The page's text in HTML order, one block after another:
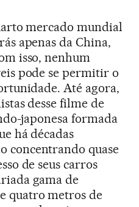
mercado mundial
apenas da China,
isso, nenhum
pode se permitir o
Até agora,
desse filme de
japonesa formada
há décadas
concentrando quase
de seus carros
gama de
quatro metros de